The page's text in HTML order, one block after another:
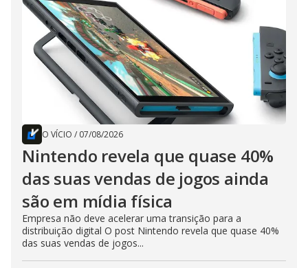
O VÍCIO / 07/08/2026
Nintendo revela que quase 40%
das suas vendas de jogos ainda
são em mídia física
Empresa não deve acelerar uma transição para a
distribuição digital O post Nintendo revela que quase 40%
das suas vendas de jogos...